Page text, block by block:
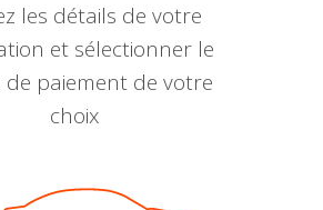
les détails de votre
et sélectionner le
de paiement de votre
choix